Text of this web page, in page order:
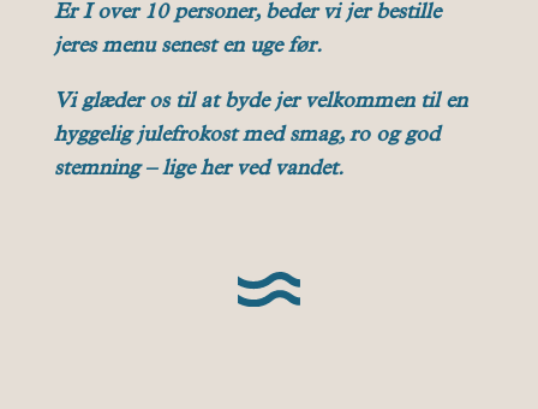
Er I over 10 personer, beder vi jer bestille
jeres menu senest en uge før.
Vi glæder os til at byde jer velkommen til en
hyggelig julefrokost med smag, ro og god
stemning – lige her ved vandet.